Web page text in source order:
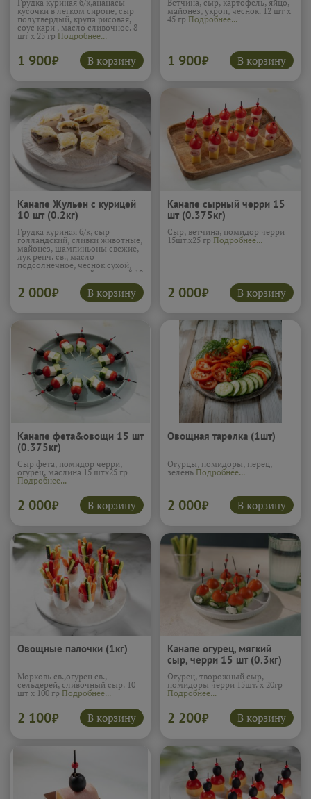
Грудка куриная б/к,ананасы
кусочки в легком сиропе, сыр
полутвердый, крупа рисовая,
соус кари , масло сливочное. 8
шт х 25 гр Подробнее...
1 900₽ В корзину
Ветчина, сыр, картофель, яйцо,
майонез, укроп, чеснок. 12 шт х
45 гр Подробнее...
1 900₽ В корзину
Канапе Жульен с курицей
10 шт (0.2кг)
Грудка куриная б/к, сыр
голландский, сливки животные,
майонез, шампиньоны свежие,
лук репч. св., масло
подсолнечное, чеснок сухой,
соль, перец черный молотый 10
Подробнее...
2 000₽ В корзину
Канапе сырный черри 15
шт (0.375кг)
Сыр, ветчина, помидор черри
15шт.х25 гр Подробнее...
2 000₽ В корзину
Канапе фета&овощи 15 шт
(0.375кг)
Сыр фета, помидор черри,
огурец, маслина 15 штх25 гр
Подробнее...
2 000₽ В корзину
Овощная тарелка (1шт)
Огурцы, помидоры, перец,
зелень Подробнее...
2 000₽ В корзину
Овощные палочки (1кг)
Морковь св.,огурец св.,
сельдерей, сливочный сыр. 10
шт х 100 гр Подробнее...
2 100₽ В корзину
Канапе огурец, мягкий
сыр, черри 15 шт (0.3кг)
Огурец, творожный сыр,
помидоры черри 15шт. х 20гр
Подробнее...
2 200₽ В корзину